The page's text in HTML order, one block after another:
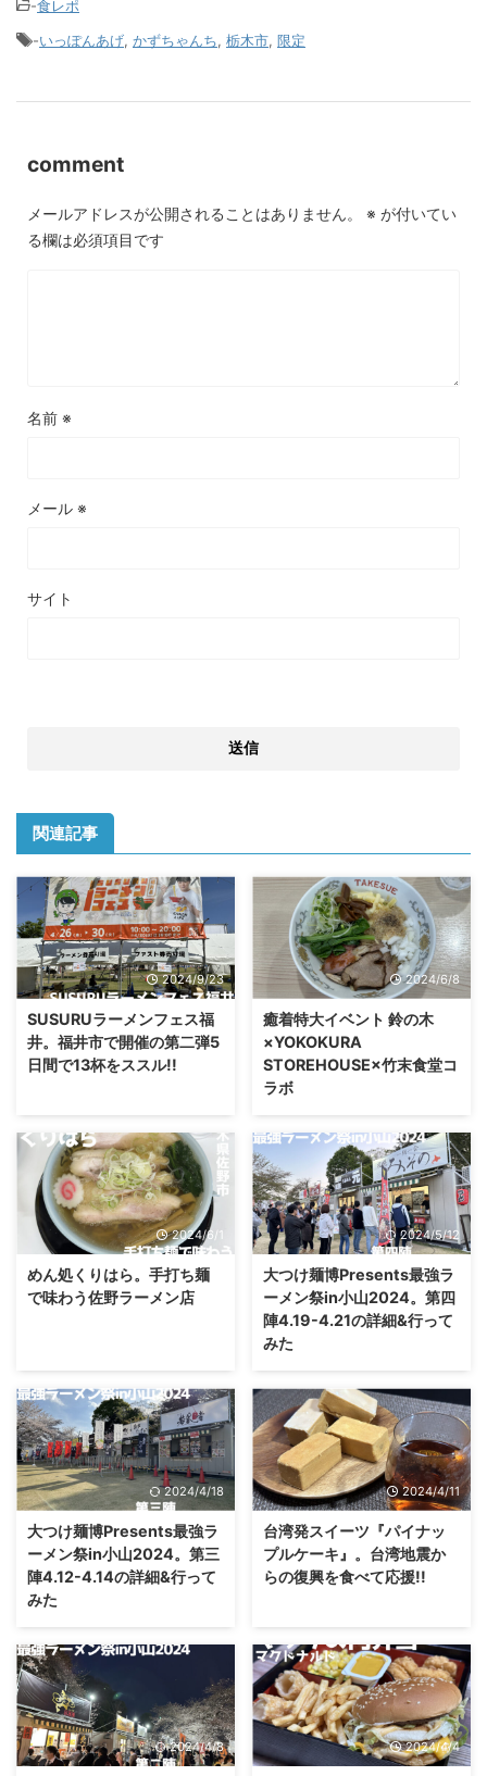
-食レポ
-いっぽんあげ, かずちゃんち, 栃木市, 限定
comment
メールアドレスが公開されることはありません。 ※ が付いてい
る欄は必須項目です
名前 ※
メール ※
サイト
関連記事
2024/9/23
SUSURUラーメンフェス福
井。福井市で開催の第二弾5
日間で13杯をススル!!
2024/6/8
癒着特大イベント 鈴の木
×YOKOKURA
STOREHOUSE×竹末食堂コ
ラボ
2024/6/1
めん処くりはら。手打ち麺
で味わう佐野ラーメン店
2024/5/12
大つけ麺博Presents最強ラ
ーメン祭in小山2024。第四
陣4.19-4.21の詳細&行って
みた
2024/4/18
大つけ麺博Presents最強ラ
ーメン祭in小山2024。第三
陣4.12-4.14の詳細&行って
みた
2024/4/11
台湾発スイーツ『パイナッ
プルケーキ』。台湾地震か
らの復興を食べて応援!!
2024/4/8 2024/4/4